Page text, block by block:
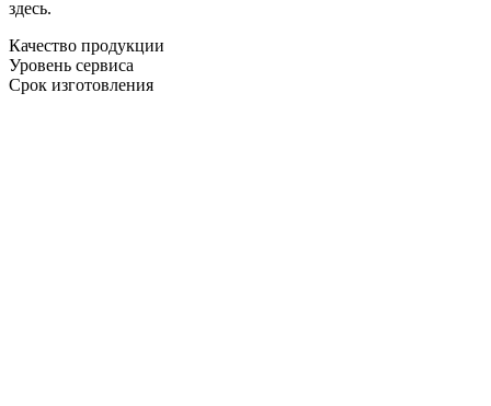
здесь.
Качество продукции
Уровень сервиса
Срок изготовления